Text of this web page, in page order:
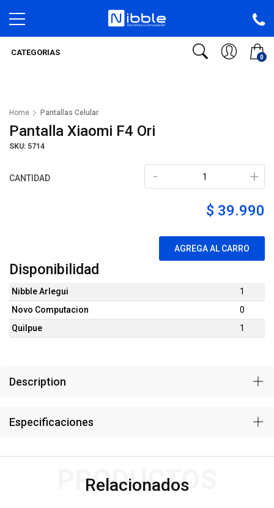
0
CATEGORIAS
Home Pantallas Celular
Pantalla Xiaomi F4 Ori
SKU: 5714
CANTIDAD +
-
$ 39.990
AGREGA AL CARRO
Disponibilidad
Nibble Arlegui
1
Novo Computacion
0
Quilpue
1
Description
Especificaciones
Relacionados
PRODUCTOS